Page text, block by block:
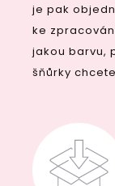
je pak
ke
jakou barvu,
šňůrky